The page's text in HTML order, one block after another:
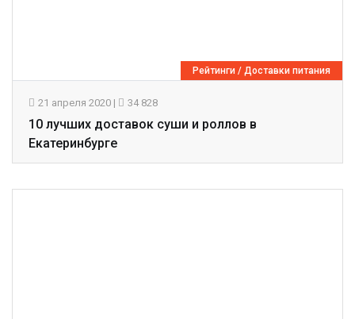
Рейтинги / Доставки питания
21 апреля 2020 | 34 828
10 лучших доставок суши и роллов в
Екатеринбурге